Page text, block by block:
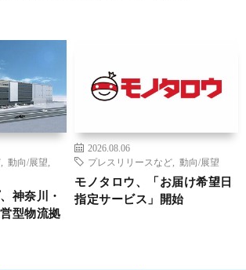
動向/展望
神奈川・
型物流拠
2026.08.06
プレスリリースなど
動向/展望
モノタロウ、「お届け希望日
指定サービス」開始